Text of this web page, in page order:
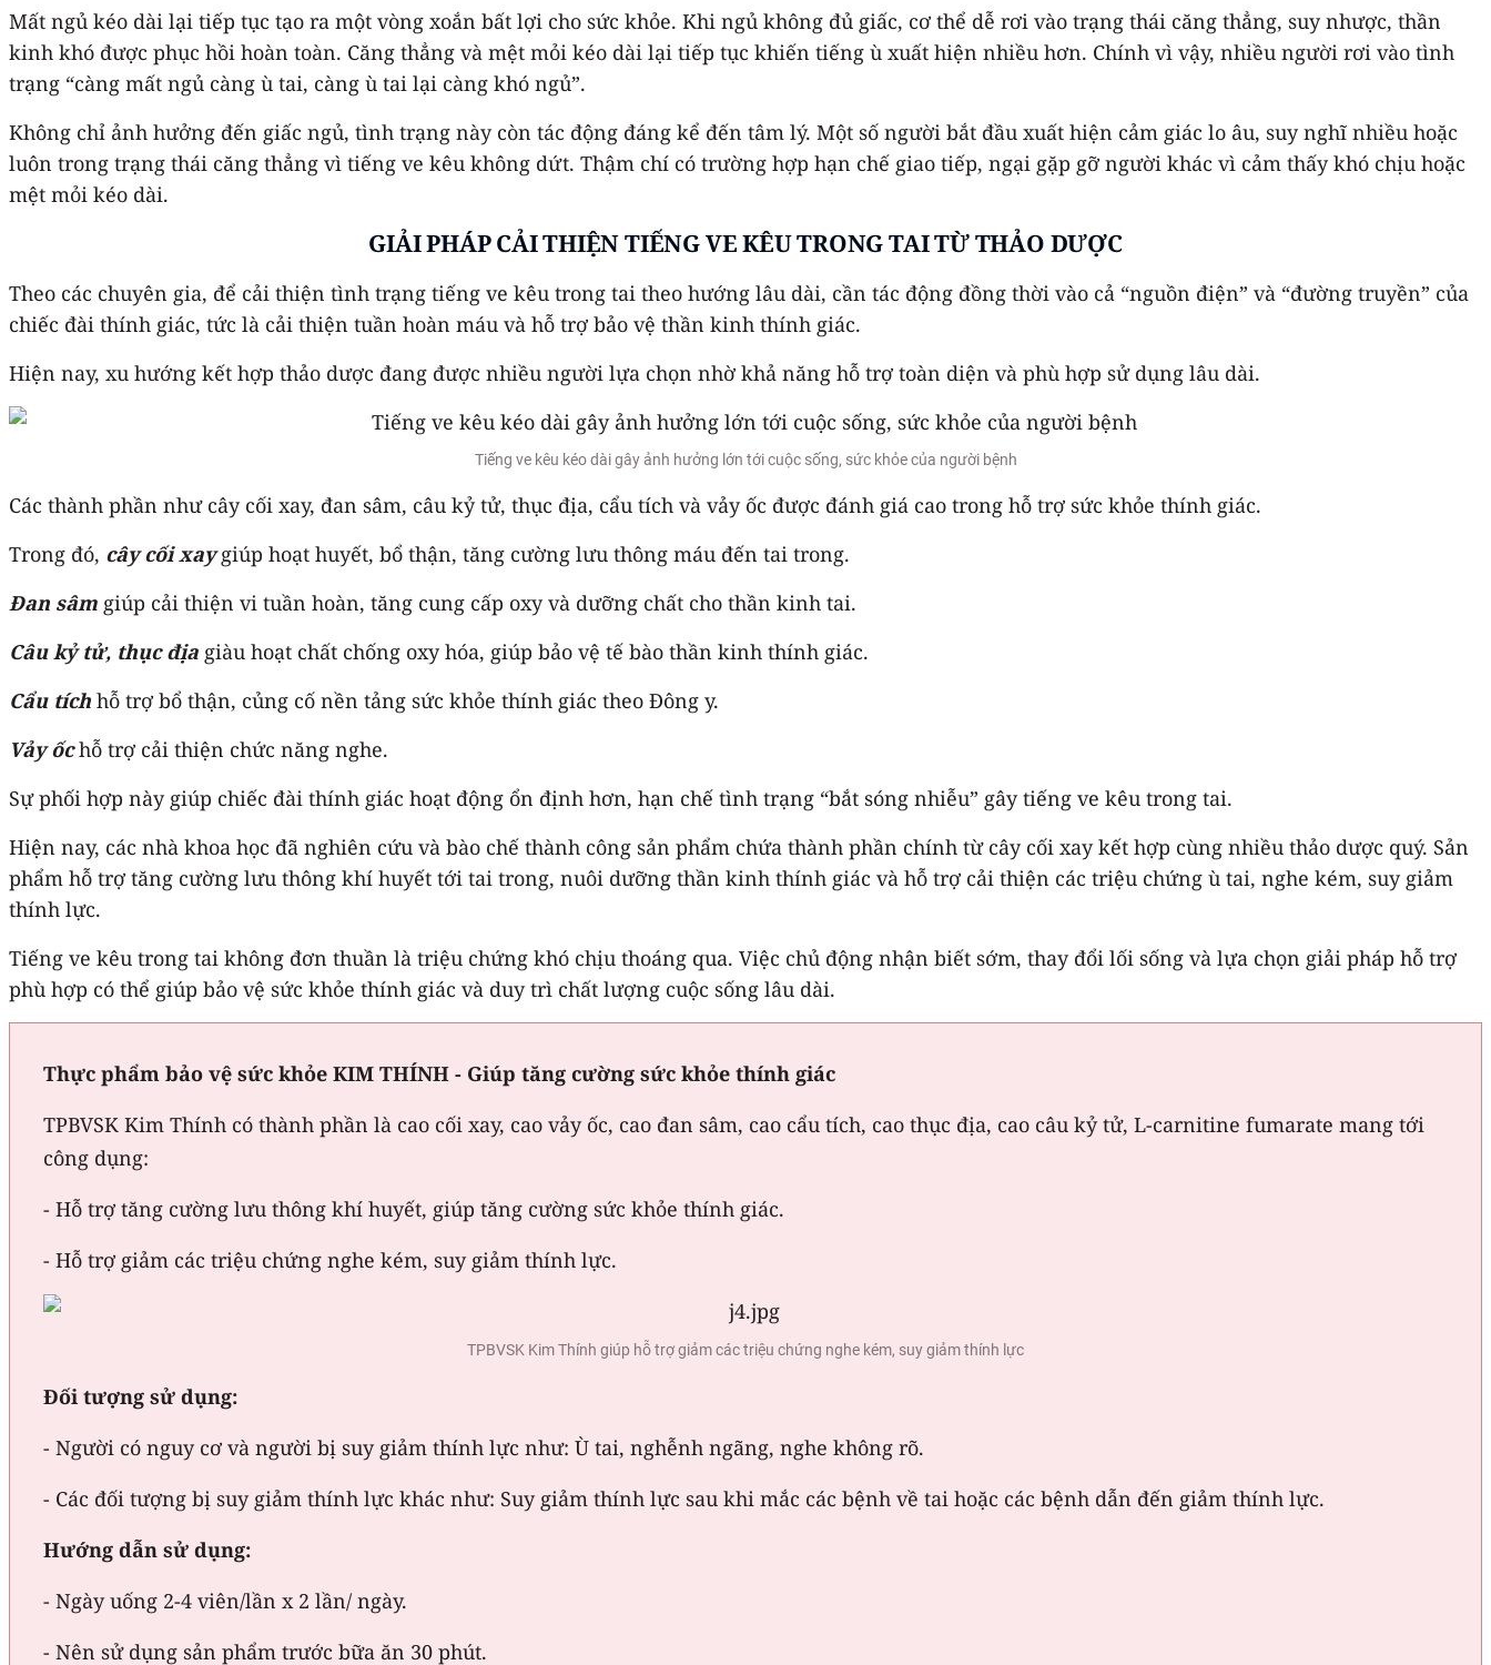
Mất ngủ kéo dài lại tiếp tục tạo ra một vòng xoắn bất lợi cho sức khỏe. Khi ngủ không đủ giấc, cơ thể dễ rơi vào trạng thái căng thẳng, suy nhược, thần
kinh khó được phục hồi hoàn toàn. Căng thẳng và mệt mỏi kéo dài lại tiếp tục khiến tiếng ù xuất hiện nhiều hơn. Chính vì vậy, nhiều người rơi vào tình
trạng “càng mất ngủ càng ù tai, càng ù tai lại càng khó ngủ”.
Không chỉ ảnh hưởng đến giấc ngủ, tình trạng này còn tác động đáng kể đến tâm lý. Một số người bắt đầu xuất hiện cảm giác lo âu, suy nghĩ nhiều hoặc
luôn trong trạng thái căng thẳng vì tiếng ve kêu không dứt. Thậm chí có trường hợp hạn chế giao tiếp, ngại gặp gỡ người khác vì cảm thấy khó chịu hoặc
mệt mỏi kéo dài.
GIẢI PHÁP CẢI THIỆN TIẾNG VE KÊU TRONG TAI TỪ THẢO DƯỢC
Theo các chuyên gia, để cải thiện tình trạng tiếng ve kêu trong tai theo hướng lâu dài, cần tác động đồng thời vào cả “nguồn điện” và “đường truyền” của
chiếc đài thính giác, tức là cải thiện tuần hoàn máu và hỗ trợ bảo vệ thần kinh thính giác.
Hiện nay, xu hướng kết hợp thảo dược đang được nhiều người lựa chọn nhờ khả năng hỗ trợ toàn diện và phù hợp sử dụng lâu dài.
Tiếng ve kêu kéo dài gây ảnh hưởng lớn tới cuộc sống, sức khỏe của người bệnh
Các thành phần như cây cối xay, đan sâm, câu kỷ tử, thục địa, cẩu tích và vảy ốc được đánh giá cao trong hỗ trợ sức khỏe thính giác.
Trong đó, cây cối xaygiúp hoạt huyết, bổ thận, tăng cường lưu thông máu đến tai trong.
Đan sâm giúp cải thiện vi tuần hoàn, tăng cung cấp oxy và dưỡng chất cho thần kinh tai.
Câu kỷ tử, thục địa giàu hoạt chất chống oxy hóa, giúp bảo vệ tế bào thần kinh thính giác.
Cẩu tích hỗ trợ bổ thận, củng cố nền tảng sức khỏe thính giác theo Đông y.
Vảy ốchỗ trợ cải thiện chức năng nghe.
Sự phối hợp này giúp chiếc đài thính giác hoạt động ổn định hơn, hạn chế tình trạng “bắt sóng nhiễu” gây tiếng ve kêu trong tai.
Hiện nay, các nhà khoa học đã nghiên cứu và bào chế thành công sản phẩm chứa thành phần chính từ cây cối xay kết hợp cùng nhiều thảo dược quý. Sản
phẩm hỗ trợ tăng cường lưu thông khí huyết tới tai trong, nuôi dưỡng thần kinh thính giác và hỗ trợ cải thiện các triệu chứng ù tai, nghe kém, suy giảm
thính lực.
Tiếng ve kêu trong tai không đơn thuần là triệu chứng khó chịu thoáng qua. Việc chủ động nhận biết sớm, thay đổi lối sống và lựa chọn giải pháp hỗ trợ
phù hợp có thể giúp bảo vệ sức khỏe thính giác và duy trì chất lượng cuộc sống lâu dài.
Thực phẩm bảo vệ sức khỏe KIM THÍNH - Giúp tăng cường sức khỏe thính giác
TPBVSK Kim Thính có thành phần là cao cối xay, cao vảy ốc, cao đan sâm, cao cẩu tích, cao thục địa, cao câu kỷ tử, L-carnitine fumarate mang tới
công dụng:
- Hỗ trợ tăng cường lưu thông khí huyết, giúp tăng cường sức khỏe thính giác.
- Hỗ trợ giảm các triệu chứng nghe kém, suy giảm thính lực.
TPBVSK Kim Thính giúp hỗ trợ giảm các triệu chứng nghe kém, suy giảm thính lực
Đối tượng sử dụng:
- Người có nguy cơ và người bị suy giảm thính lực như: Ù tai, nghễnh ngãng, nghe không rõ.
- Các đối tượng bị suy giảm thính lực khác như: Suy giảm thính lực sau khi mắc các bệnh về tai hoặc các bệnh dẫn đến giảm thính lực.
Hướng dẫn sử dụng:
- Ngày uống 2-4 viên/lần x 2 lần/ ngày.
- Nên sử dụng sản phẩm trước bữa ăn 30 phút.